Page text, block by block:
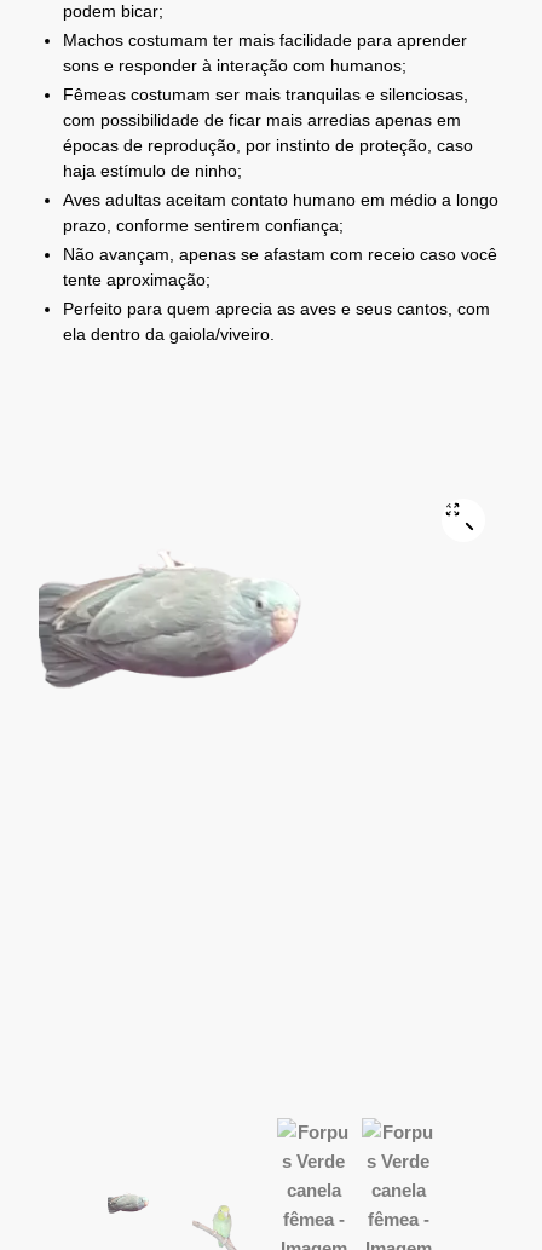
podem bicar;
Machos costumam ter mais facilidade para aprender
sons e responder à interação com humanos;
Fêmeas costumam ser mais tranquilas e silenciosas,
com possibilidade de ficar mais arredias apenas em
épocas de reprodução, por instinto de proteção, caso
haja estímulo de ninho;
Aves adultas aceitam contato humano em médio a longo
prazo, conforme sentirem confiança;
Não avançam, apenas se afastam com receio caso você
tente aproximação;
Perfeito para quem aprecia as aves e seus cantos, com
ela dentro da gaiola/viveiro.